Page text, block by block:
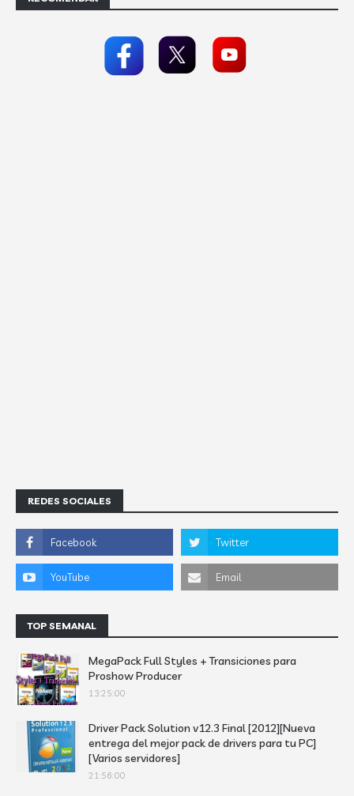
REDES SOCIALES
TOP SEMANAL
MegaPack Full Styles + Transiciones para
Proshow Producer
13:25:00
Driver Pack Solution v12.3 Final [2012][Nueva
entrega del mejor pack de drivers para tu PC]
[Varios servidores]
21:56:00